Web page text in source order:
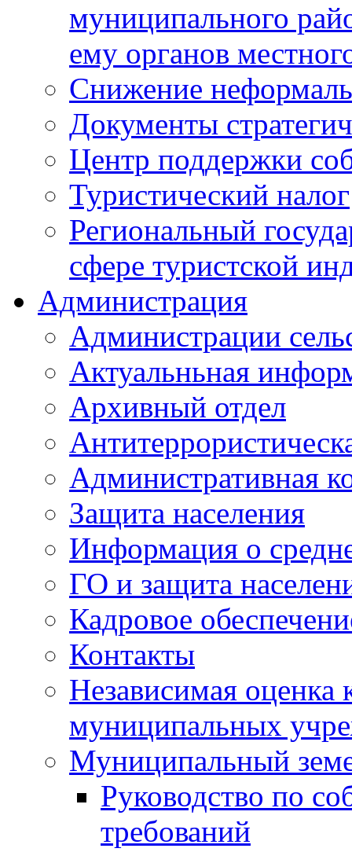
муниципального
ему органов
Снижение
Документы
Центр поддержки
Туристический налог
Региональный
сфере туристской
Администрация
Администрации
Актуальньная
Архивный отдел
Административная
Защита населения
Информация о
ГО и защита
Кадровое
Контакты
Независимая оценка
муниципальных
Муниципальный
Руководство по
требований